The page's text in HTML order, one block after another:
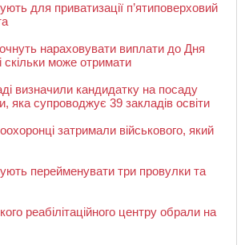
для приватизації п’ятиповерховий
нараховувати виплати до Дня
скільки може отримати
визначили кандидатку на посаду
яка супроводжує 39 закладів освіти
затримали військового, який
перейменувати три провулки та
реабілітаційного центру обрали на